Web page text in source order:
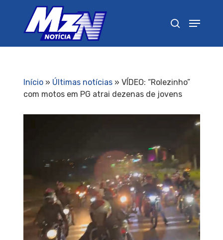
Início» Últimas notícias» VÍDEO: “Rolezinho”
com motos em PG atrai dezenas de jovens